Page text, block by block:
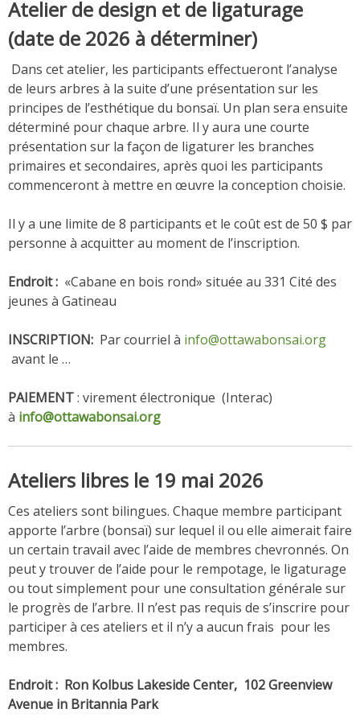
Atelier de design et de ligaturage
(date de 2026 à déterminer)
Dans cet atelier, les participants effectueront l’analyse
de leurs arbres à la suite d’une présentation sur les
principes de l’esthétique du bonsaï. Un plan sera ensuite
déterminé pour chaque arbre. Il y aura une courte
présentation sur la façon de ligaturer les branches
primaires et secondaires, après quoi les participants
commenceront à mettre en œuvre la conception choisie.
Il y a une limite de 8 participants et le coût est de 50 $ par
personne à acquitter au moment de l’inscription.
Endroit : «Cabane en bois rond» située au 331 Cité des
jeunes à Gatineau
INSCRIPTION: Par courriel à info@ottawabonsai.org
avant le …
PAIEMENT: virement électronique (Interac)
à info@ottawabonsai.org
Ateliers libres le 19 mai 2026
Ces ateliers sont bilingues. Chaque membre participant
apporte l’arbre (bonsaï) sur lequel il ou elle aimerait faire
un certain travail avec l’aide de membres chevronnés. On
peut y trouver de l’aide pour le rempotage, le ligaturage
ou tout simplement pour une consultation générale sur
le progrès de l’arbre. Il n’est pas requis de s’inscrire pour
participer à ces ateliers et il n’y a aucun frais pour les
membres.
Endroit : Ron Kolbus Lakeside Center, 102 Greenview
Avenue in Britannia Park